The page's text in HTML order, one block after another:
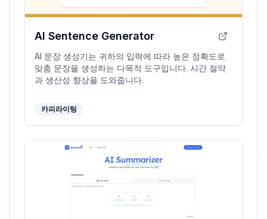
AI Sentence Generator
AI 문장 생성기는 귀하의 입력에 따라 높은 정확도로
맞춤 문장을 생성하는 다목적 도구입니다. 시간 절약
과 생산성 향상을 도와줍니다.
카피라이팅